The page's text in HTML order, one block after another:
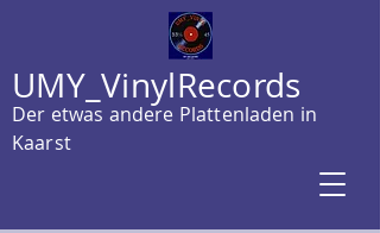
UMY_VinylRecords
Der etwas andere Plattenladen in
Kaarst